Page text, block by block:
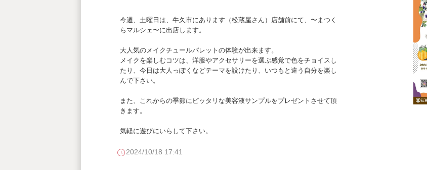
今週、土曜日は、牛久市にあります（松蔵屋さん）店舗前にて、〜まつく
らマルシェ〜に出店します。
大人気のメイクチュールパレットの体験が出来ます。
メイクを楽しむコツは、洋服やアクセサリーを選ぶ感覚で色をチョイスし
たり、今日は大人っぽくなどテーマを設けたり、いつもと違う自分を楽し
んで下さい。
また、これからの季節にピッタリな美容液サンプルをプレゼントさせて頂
きます。
気軽に遊びにいらして下さい。
2024/10/18 17:41